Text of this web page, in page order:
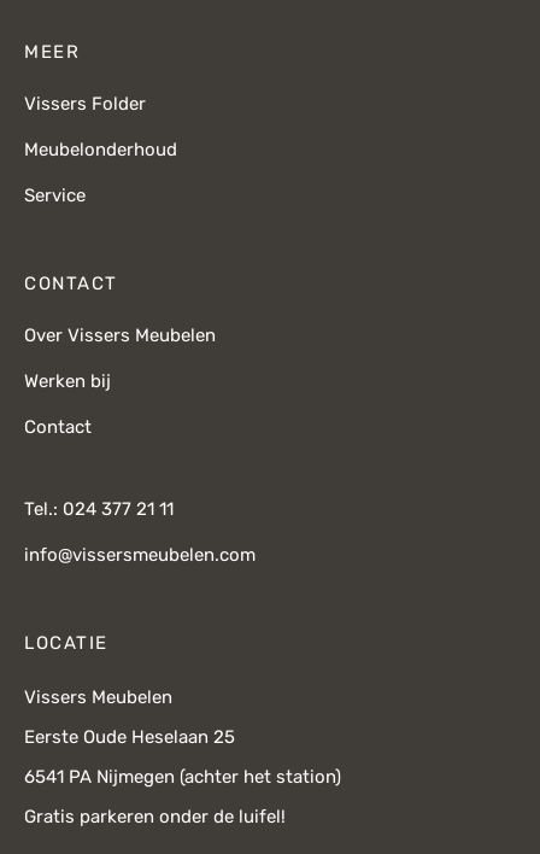
MEER
Vissers Folder
Meubelonderhoud
Service
CONTACT
Over Vissers Meubelen
Werken bij
Contact
Tel.: 024 377 21 11
info@vissersmeubelen.com
LOCATIE
Vissers Meubelen
Eerste Oude Heselaan 25
6541 PA Nijmegen (achter het station)
Gratis parkeren onder de luifel!